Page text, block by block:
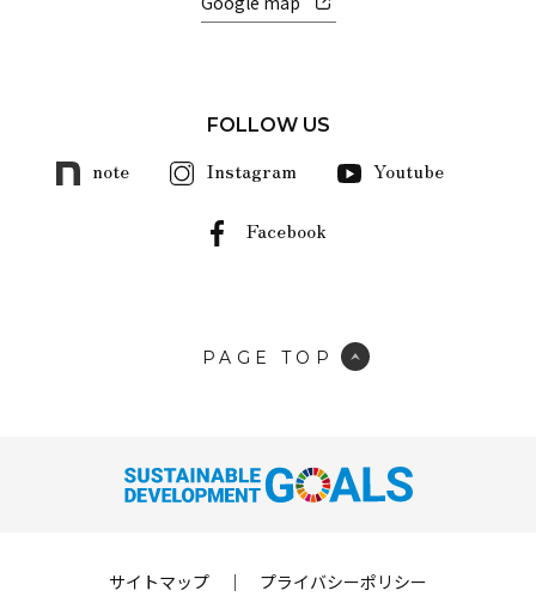
FOLLOW US
note Instagram Youtube
Facebook
PAGE TOP
サイトマップ ｜ プライバシーポリシー